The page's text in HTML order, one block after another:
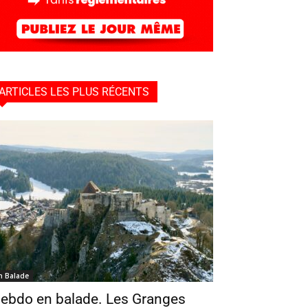
LES PLUS RÉCENTS
Balade
en balade. Les Granges